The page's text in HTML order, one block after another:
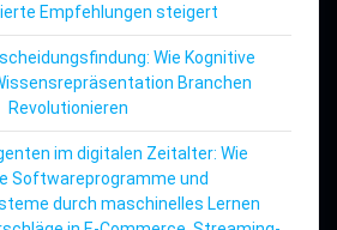
Empfehlungen steigert
Wie Kognitive
Branchen
Revolutionieren
im digitalen Zeitalter: Wie
Softwareprogramme und
durch maschinelles Lernen